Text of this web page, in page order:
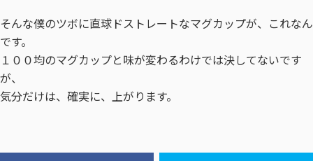
そんな僕のツボに直球ドストレートなマグカップが、これなん
です。
１００均のマグカップと味が変わるわけでは決してないです
が、
気分だけは、確実に、上がります。